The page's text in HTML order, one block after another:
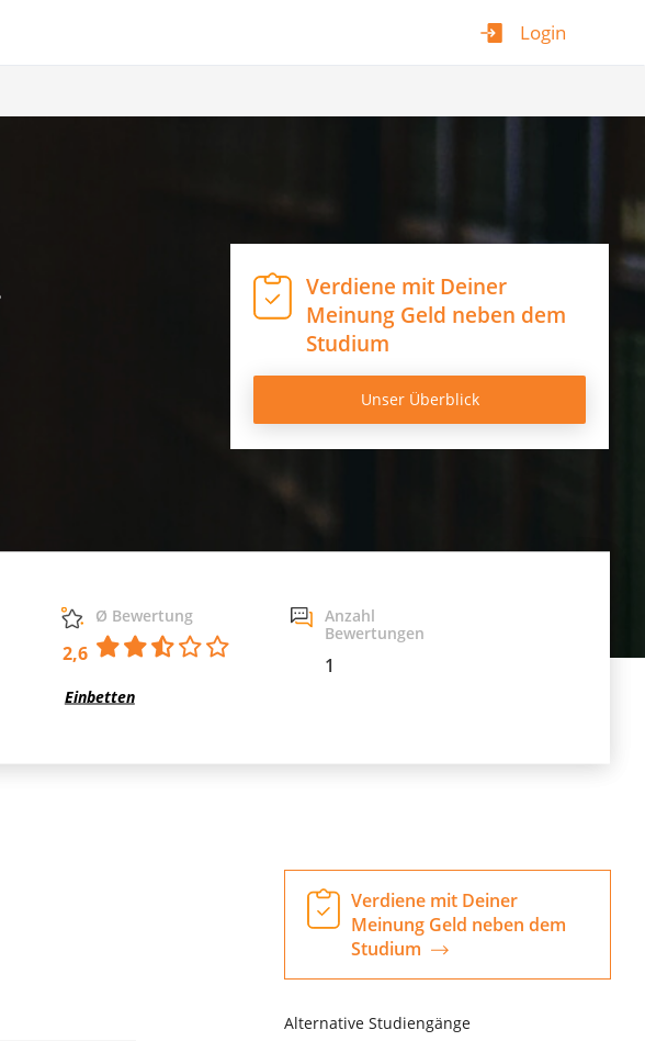
Login
Verdiene mit Deiner
Meinung Geld neben dem
Studium
Unser Überblick
Ø Bewertung
2,6
Einbetten
Anzahl
Bewertungen
1
Verdiene mit Deiner
Meinung Geld neben dem
Studium
Alternative Studiengänge